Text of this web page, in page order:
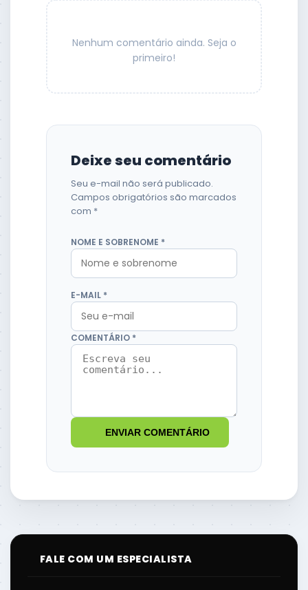
Nenhum comentário ainda. Seja o
primeiro!
Deixe seu comentário
Seu e-mail não será publicado.
Campos obrigatórios são marcados
com *
NOME E SOBRENOME *
E-MAIL *
COMENTÁRIO *
ENVIAR COMENTÁRIO
FALE COM UM ESPECIALISTA